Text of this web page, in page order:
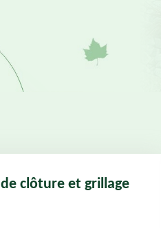
de clôture et grillage